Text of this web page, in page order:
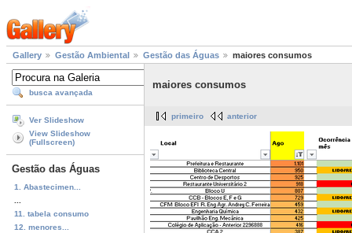
Gallery Gestão Ambiental Gestão das Águas maiores consumos
busca avançada
Ver Slideshow
View Slideshow
(Fullscreen)
Gestão das Águas
1. Abastecimen...
11. tabela consumo
12. menores...
maiores consumos
primeiro anterior